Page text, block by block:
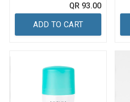
QR 93.00
ADD TO CART